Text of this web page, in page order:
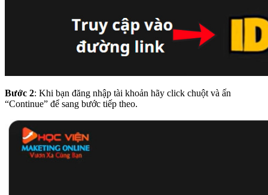
Bước 2: Khi bạn đăng nhập tài khoản hãy click chuột và ấn
“Continue” để sang bước tiếp theo.